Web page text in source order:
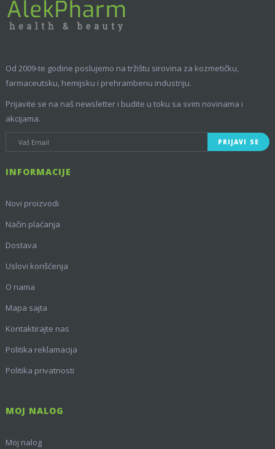
Od 2009-te godine poslujemo na tržištu sirovina za kozmetičku,
farmaceutsku, hemijsku i prehrambenu industriju.
Prijavite se na naš newsletter i budite u toku sa svim novinama i
akcijama.
PRIJAVI SE
INFORMACIJE
Novi proizvodi
Način plaćanja
Dostava
Uslovi korišćenja
O nama
Mapa sajta
Kontaktirajte nas
Politika reklamacija
Politika privatnosti
MOJ NALOG
Moj nalog